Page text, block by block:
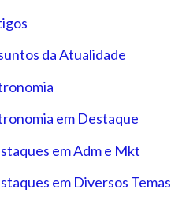
da Atualidade
em Destaque
em Adm e Mkt
em Diversos Temas